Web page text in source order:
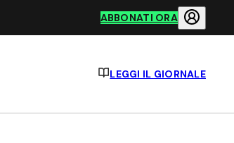
ABBONATI ORA
LEGGI IL GIORNALE